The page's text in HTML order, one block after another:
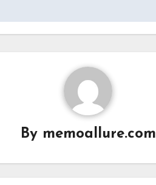
By memoallure.com